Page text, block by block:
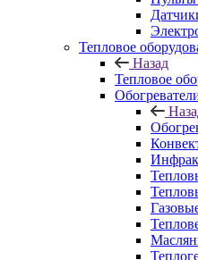
Тепловое
Назад
Тепловое